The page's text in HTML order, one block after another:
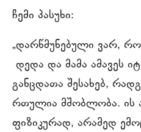
ჩემი პასუხი:
„დარწმუნებული ვარ,
დედა და მამა ამავეს
განცდათა შესახებ,
რთულია მშობლობა.
ფიზიკურად, არამედ